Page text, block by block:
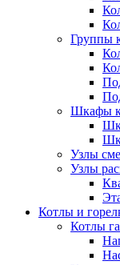
Группы
Шкафы
Узлы
Узлы
Котлы и
Котлы